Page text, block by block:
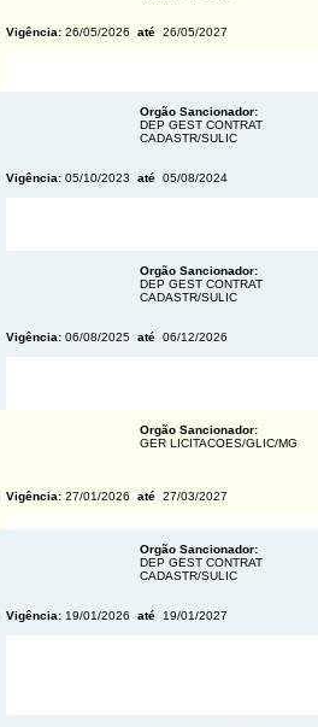
Vigência: 26/05/2026 até 26/05/2027
Orgão Sancionador:
DEP GEST CONTRAT
CADASTR/SULIC
Vigência: 05/10/2023 até 05/08/2024
Orgão Sancionador:
DEP GEST CONTRAT
CADASTR/SULIC
Vigência: 06/08/2025 até 06/12/2026
Orgão Sancionador:
GER LICITACOES/GLIC/MG
Vigência: 27/01/2026 até 27/03/2027
Orgão Sancionador:
DEP GEST CONTRAT
CADASTR/SULIC
Vigência: 19/01/2026 até
19/01/2027